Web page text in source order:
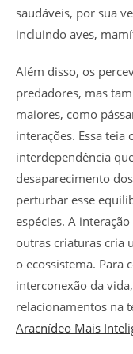
saudáveis, por sua
incluindo aves,
Além disso, os
predadores, mas
maiores, como
interações. Essa
interdependência
desaparecimento
perturbar esse
espécies. A
outras criaturas cria
o ecossistema. Para
interconexão da
relacionamentos na
Aracnídeo Mais